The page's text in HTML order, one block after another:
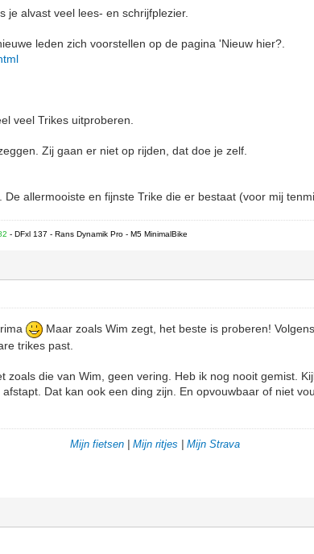
je alvast veel lees- en schrijfplezier.
leden zich voorstellen op de pagina 'Nieuw hier?.
veel Trikes uitproberen.
Zij gaan er niet op rijden, dat doe je zelf.
De allermooiste en fijnste Trike die er bestaat (voor mij
- DFxl 137 - Rans Dynamik Pro - M5 MinimalBike
Maar zoals Wim zegt, het beste is proberen!
trikes past.
zoals die van Wim, geen vering. Heb ik nog nooit gemist.
Dat kan ook een ding zijn. En opvouwbaar of niet
Mijn fietsen| Mijn ritjes Mijn Strava